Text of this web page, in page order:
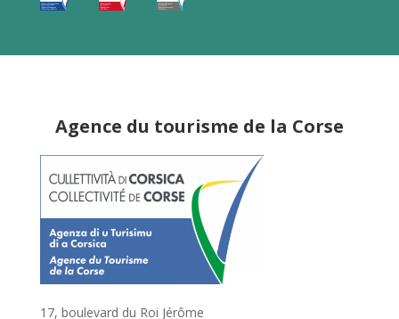
Agence du tourisme de la Corse
17, boulevard du Roi Jérôme